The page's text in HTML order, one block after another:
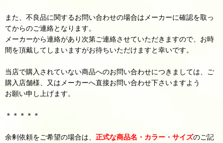
また、不良品に関するお問い合わせの場合はメーカーに確認を取っ
てからのご連絡となります。
メーカーから連絡があり次第ご連絡させていただきますので、お時
間を頂戴してしまいますがお待ちいただけますと幸いです。
当店で購入されていない商品へのお問い合わせにつきましては、ご
購入店舗様、又はメーカーへ直接お問い合わせ下さいますよう
お願い申し上げます。
＊＊＊＊＊
余剰依頼をご希望の場合は、 正式な商品名・カラー・サイズのご記